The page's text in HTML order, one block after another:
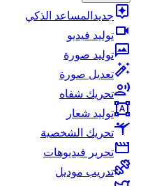
جديد المساعد الذكي
توليد فيديو
توليد صورة
تعديل صورة
تحريك شفاه
توليد شعار
تحريك الشخصية
تحرير فيديوهات
تدريب موديل